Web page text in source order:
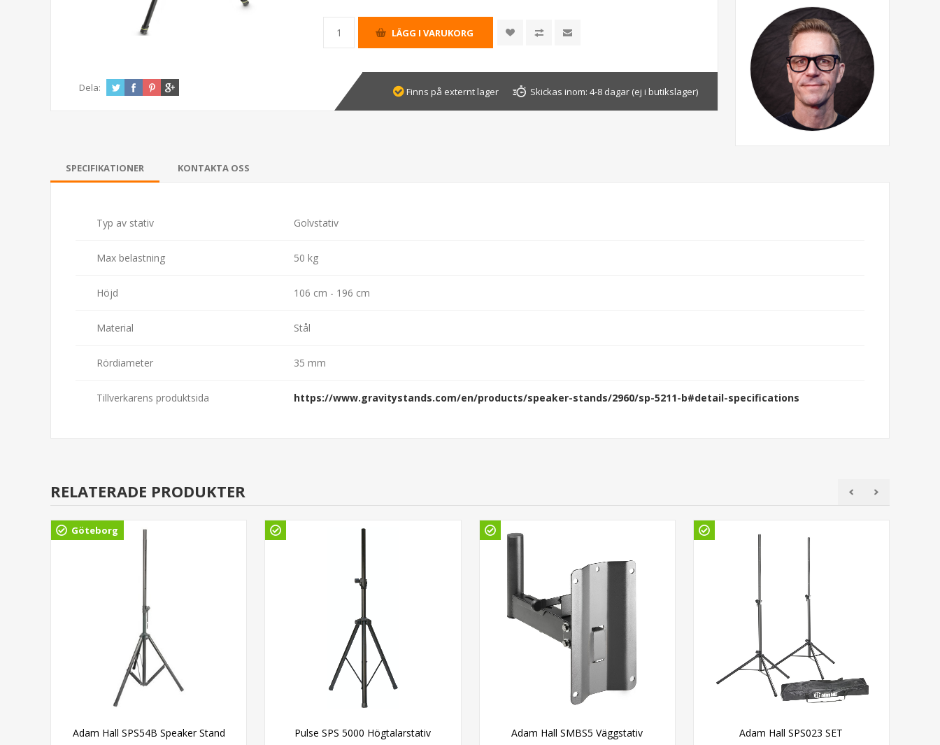
Dela: Finns på externt lager Skickas inom: 4-8 dagar (ej i butikslager)
SPECIFIKATIONER KONTAKTA OSS
Typ av stativ Golvstativ
Max belastning 50 kg
Höjd 106 cm - 196 cm
Material Stål
Rördiameter 35 mm
Tillverkarens produktsida https://www.gravitystands.com/en/products/speaker-stands/2960/sp-5211-b#detail-specifications
RELATERADE PRODUKTER
Göteborg
Adam Hall SPS54B Speaker Stand Pulse SPS 5000 Högtalarstativ Adam Hall SMBS5 Väggstativ Adam Hall SPS023 SET